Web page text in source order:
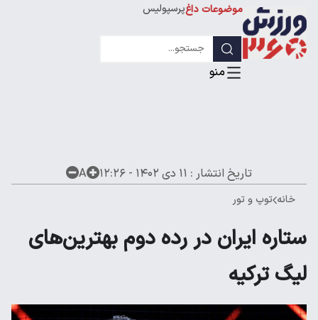
موضوعات داغپرسپولیس
لیگ قهرمانان
تاریخ انتشار : ۱۱ دی ۱۴۰۲ - ۱۲:۲۶ A
خانه توپ و تور
ستاره ایران در رده دوم بهترین‌های
لیگ ترکیه